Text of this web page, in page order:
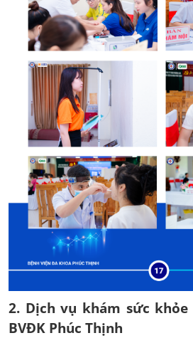
2. Dịch vụ khám sức
BVĐK Phúc Thịnh